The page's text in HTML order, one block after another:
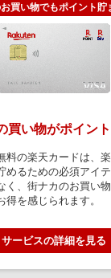
買い物でもポイント貯
買い物がポイン
料の楽天カードは、
めるための必須アイ
く、街ナカのお買い
お得を感じられ
サービスの詳細を見る